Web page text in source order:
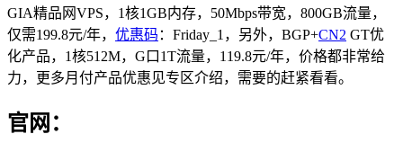
GIA精品网VPS，1核1GB内存，50Mbps带宽，800GB流量，
仅需199.8元/年， 优惠码 ：Friday_1，另外，BGP+CN2 GT优
化产品，1核512M，G口1T流量，119.8元/年，价格都非常给
力，更多月付产品优惠见专区介绍，需要的赶紧看看。
官网：